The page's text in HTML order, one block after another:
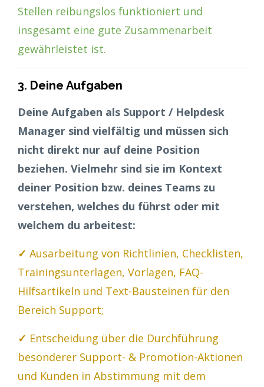
Stellen reibungslos funktioniert und
insgesamt eine gute Zusammenarbeit
gewährleistet ist.
3. Deine Aufgaben
Deine Aufgaben als Support / Helpdesk
Manager sind vielfältig und müssen sich
nicht direkt nur auf deine Position
beziehen. Vielmehr sind sie im Kontext
deiner Position bzw. deines Teams zu
verstehen, welches du führst oder mit
welchem du arbeitest:
✓ Ausarbeitung von Richtlinien, Checklisten,
Trainingsunterlagen, Vorlagen, FAQ-
Hilfsartikeln und Text-Bausteinen für den
Bereich Support;
✓ Entscheidung über die Durchführung
besonderer Support- & Promotion-Aktionen
und Kunden in Abstimmung mit dem